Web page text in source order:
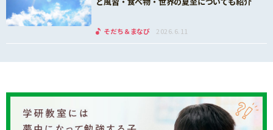
そだち＆まなび 2026.6.11